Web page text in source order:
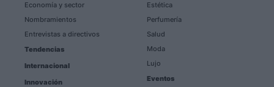
Economía y sector
Nombramientos
Entrevistas a directivos
Tendencias
Internacional
Innovación
Estética
Perfumería
Salud
Moda
Lujo
Eventos